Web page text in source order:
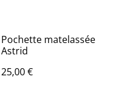
Pochette matelassée
Astrid
25,00 €